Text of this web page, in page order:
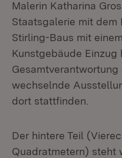
Malerin Katharina
Staatsgalerie mit dem
Stirling-Baus mit
Kunstgebäude
wechselnde
dort stattfinden.
Der hintere Teil
Quadratmetern) steht